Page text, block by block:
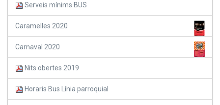
Serveis mínims BUS
Caramelles 2020
Carnaval 2020
Nits obertes 2019
Horaris Bus Línia parroquial